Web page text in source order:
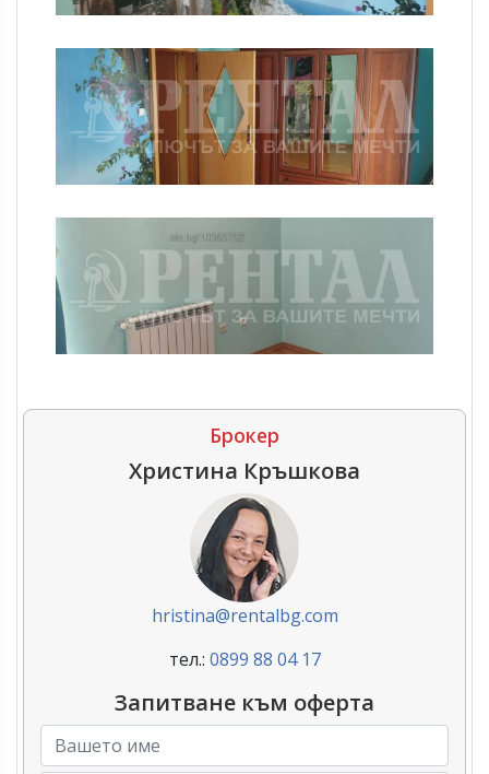
Брокер
Христина Кръшкова
hristina@rentalbg.com
тел.: 0899 88 04 17
Запитване към оферта